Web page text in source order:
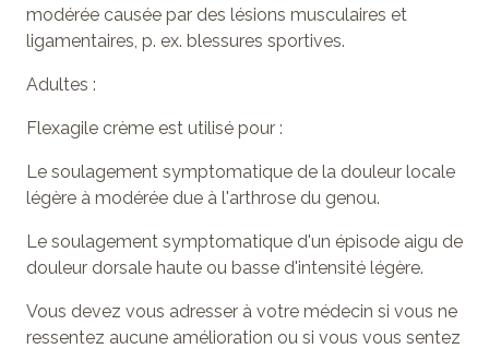
modérée causée par des lésions musculaires et
ligamentaires, p. ex. blessures sportives.
Adultes :
Flexagile crème est utilisé pour :
Le soulagement symptomatique de la douleur locale
légère à modérée due à l'arthrose du genou.
Le soulagement symptomatique d'un épisode aigu de
douleur dorsale haute ou basse d'intensité légère.
Vous devez vous adresser à votre médecin si vous ne
ressentez aucune amélioration ou si vous vous sentez